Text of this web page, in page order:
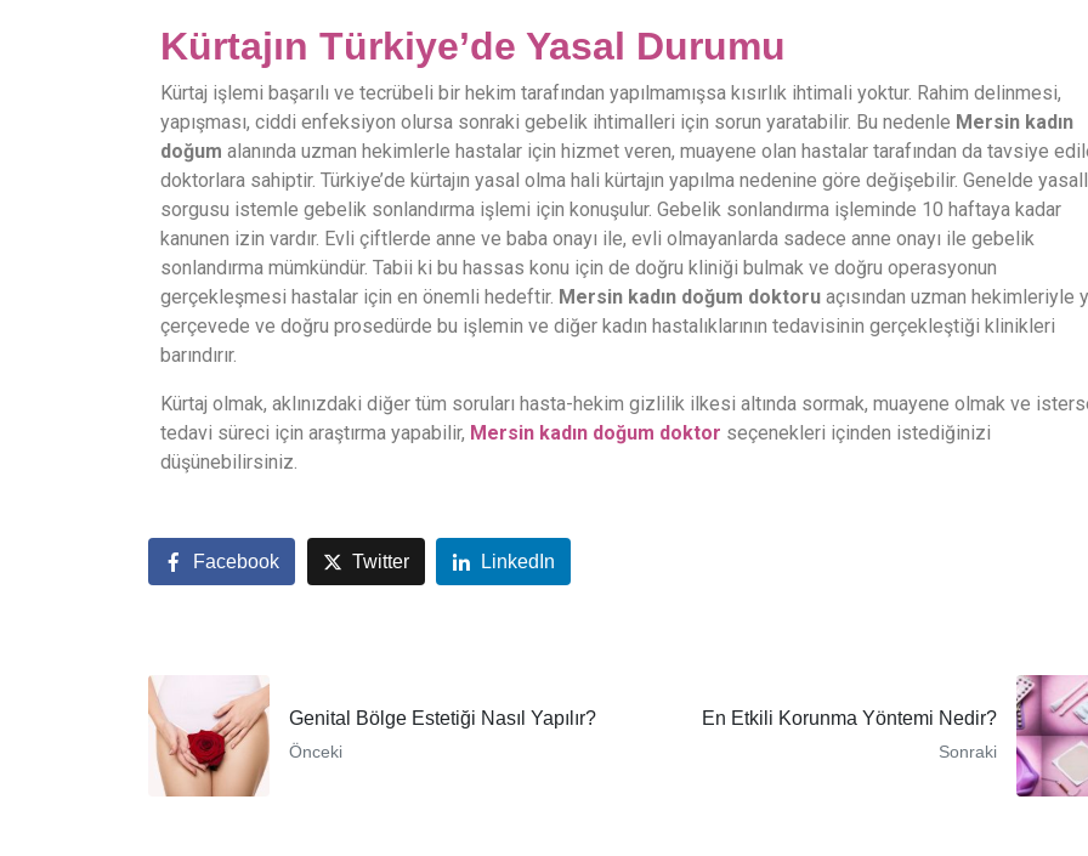
Kürtajın Türkiye’de Yasal Durumu
Kürtaj işlemi başarılı ve tecrübeli bir hekim tarafından yapılmamışsa kısırlık ihtimali yoktur. Rahim delinmesi,
yapışması, ciddi enfeksiyon olursa sonraki gebelik ihtimalleri için sorun yaratabilir. Bu nedenle Mersin kadın
doğum alanında uzman hekimlerle hastalar için hizmet veren, muayene olan hastalar tarafından da tavsiye
doktorlara sahiptir. Türkiye’de kürtajın yasal olma hali kürtajın yapılma nedenine göre değişebilir. Genelde
sorgusu istemle gebelik sonlandırma işlemi için konuşulur. Gebelik sonlandırma işleminde 10 haftaya kadar
kanunen izin vardır. Evli çiftlerde anne ve baba onayı ile, evli olmayanlarda sadece anne onayı ile gebelik
sonlandırma mümkündür. Tabii ki bu hassas konu için de doğru kliniği bulmak ve doğru operasyonun
gerçekleşmesi hastalar için en önemli hedeftir. Mersin kadın doğum doktoru açısından uzman hekimleriyle
çerçevede ve doğru prosedürde bu işlemin ve diğer kadın hastalıklarının tedavisinin gerçekleştiği klinikleri
barındırır.
Kürtaj olmak, aklınızdaki diğer tüm soruları hasta-hekim gizlilik ilkesi altında sormak, muayene olmak ve
tedavi süreci için araştırma yapabilir, Mersin kadın doğum doktor seçenekleri içinden istediğinizi
düşünebilirsiniz.
Facebook Twitter LinkedIn
Genital Bölge Estetiği Nasıl Yapılır?
Önceki
En Etkili Korunma Yöntemi Nedir?
Sonraki